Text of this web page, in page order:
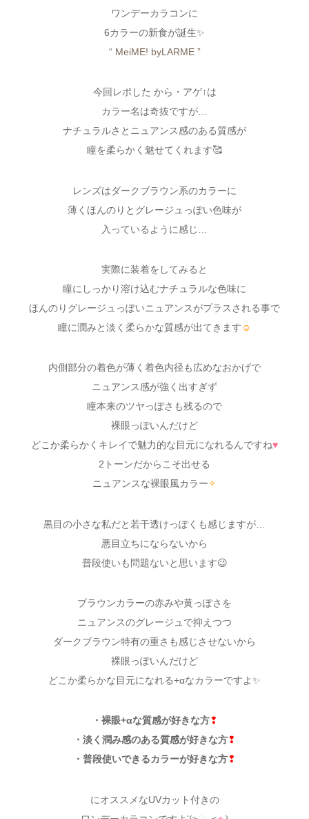
ワンデーカラコンに
6カラーの新食が誕生✨
“ MeiME! byLARME ”
今回レポした から・アゲ↑は
カラー名は奇抜ですが…
ナチュラルさとニュアンス感のある質感が
瞳を柔らかく魅せてくれます🥰
レンズはダークブラウン系のカラーに
薄くほんのりとグレージュっぽい色味が
入っているように感じ…
実際に装着をしてみると
瞳にしっかり溶け込むナチュラルな色味に
ほんのりグレージュっぽいニュアンスがプラスされる事で
瞳に潤みと淡く柔らかな質感が出てきます ☺
内側部分の着色が薄く着色内径も広めなおかげで
ニュアンス感が強く出すぎず
瞳本来のツヤっぽさも残るので
裸眼っぽいんだけど
どこか柔らかくキレイで魅力的な目元になれるんですね♥
2トーンだからこそ出せる
ニュアンスな裸眼風カラー✧
黒目の小さな私だと若干透けっぽくも感じますが…
悪目立ちにならないから
普段使いも問題ないと思います😉
ブラウンカラーの赤みや黄っぽさを
ニュアンスのグレージュで抑えつつ
ダークブラウン特有の重さも感じさせないから
裸眼っぽいんだけど
どこか柔らかな目元になれる+αなカラーですよ✨
・裸眼+αな質感が好きな方❢
・淡く潤み感のある質感が好きな方❢
・普段使いできるカラーが好きな方❢
にオススメなUVカット付きの